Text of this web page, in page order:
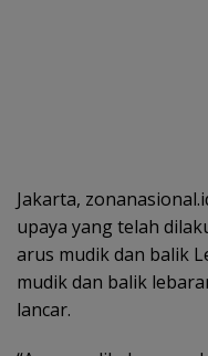
Jakarta,
upaya yang telah
arus mudik dan balik
mudik dan balik
lancar.